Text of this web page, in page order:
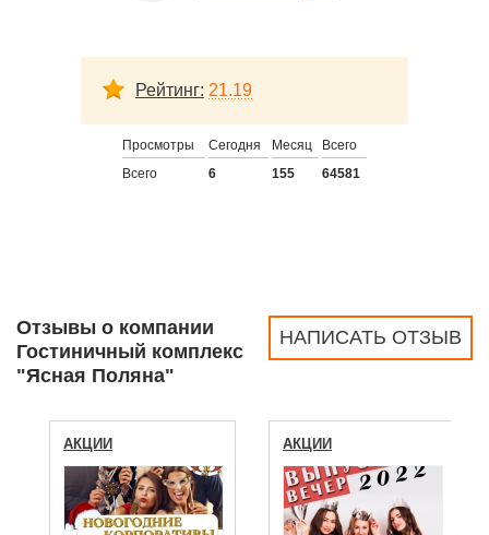
Рейтинг: 21.19
Просмотры Сегодня Месяц
Всего
Всего
6 155 64581
НАПИСАТЬ ОТЗЫВ
Отзывы о компании
Гостиничный комплекс
"Ясная Поляна"
АКЦИИ АКЦИИ